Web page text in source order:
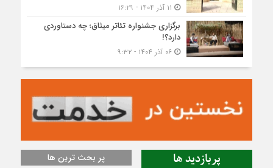
برگزاری جشنواره تئاتر میثاق؛ چه دستاوردی
دارد؟!
۰۶ آذر ۱۴۰۴ - ۹:۳۲
پربازدید ها پر بحث ترین ها